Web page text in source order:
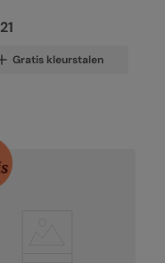
21
Gratis kleurstalen